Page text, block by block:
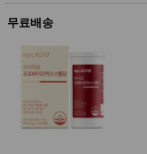
건강/미
용/식기
성장발
달교육
용품
어른내
의
유/아동
무료배송